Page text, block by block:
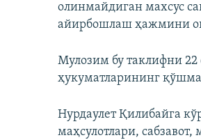
олинмайдиган махсус
айирбошлаш ҳажмини
Мулозим бу таклифни 22
ҳукуматларининг
Нурдаулет Қилибайга
маҳсулотлари,